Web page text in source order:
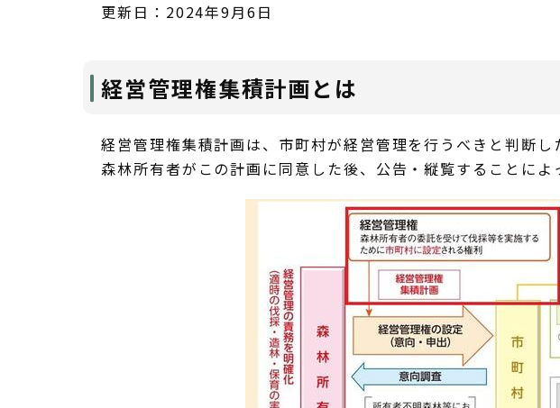
更新日：2024年9月6日
経営管理権集積計画とは
経営管理権集積計画は、市町村が経営管理を行うべきと判断
森林所有者がこの計画に同意した後、公告・縦覧することに